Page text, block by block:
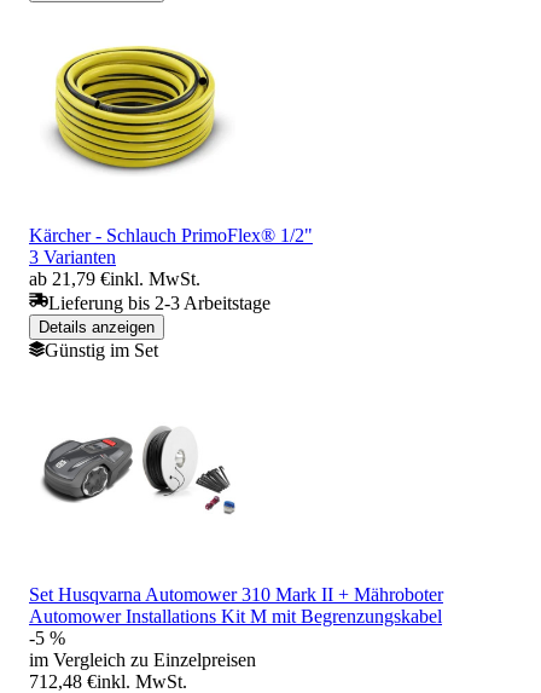
Kärcher - Schlauch PrimoFlex® 1/2"
3 Varianten
ab 21,79 €inkl. MwSt.
Lieferung bis 2-3 Arbeitstage
Details anzeigen
Günstig im Set
Set Husqvarna Automower 310 Mark II + Mähroboter
Automower Installations Kit M mit Begrenzungskabel
-5 %
im Vergleich zu Einzelpreisen
712,48 €inkl. MwSt.